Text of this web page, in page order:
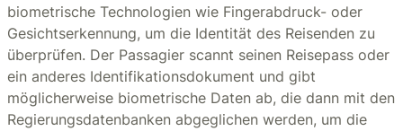
biometrische Technologien wie Fingerabdruck- oder
Gesichtserkennung, um die Identität des Reisenden zu
überprüfen. Der Passagier scannt seinen Reisepass oder
ein anderes Identifikationsdokument und gibt
möglicherweise biometrische Daten ab, die dann mit den
Regierungsdatenbanken abgeglichen werden, um die